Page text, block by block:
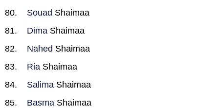
Souad Shaimaa
Dima Shaimaa
Nahed Shaimaa
Ria Shaimaa
Salima Shaimaa
Basma Shaimaa